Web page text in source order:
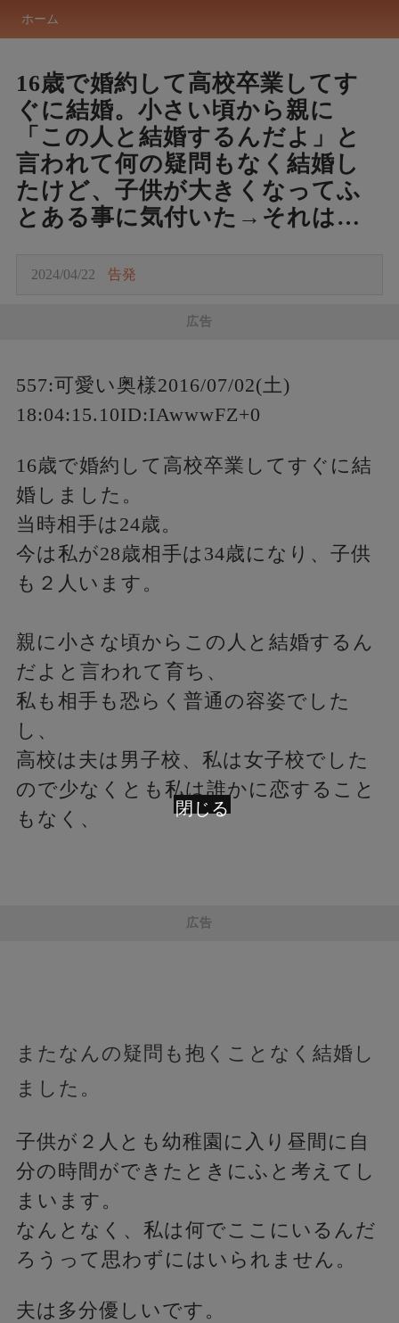
ホーム
16歳で婚約して高校卒業してす
ぐに結婚。小さい頃から親に
「この人と結婚するんだよ」と
言われて何の疑問もなく結婚し
たけど、子供が大きくなってふ
とある事に気付いた→それは…
2024/04/22 告発
広告
557:可愛い奥様2016/07/02(土)
18:04:15.10ID:IAwwwFZ+0
16歳で婚約して高校卒業してすぐに結
婚しました。
当時相手は24歳。
今は私が28歳相手は34歳になり、子供
も２人います。
親に小さな頃からこの人と結婚するん
だよと言われて育ち、
私も相手も恐らく普通の容姿でした
し、
高校は夫は男子校、私は女子校でした
ので少なくとも私は誰かに恋すること
もなく、
広告
またなんの疑問も抱くことなく結婚し
ました。
子供が２人とも幼稚園に入り昼間に自
分の時間ができたときにふと考えてし
まいます。
なんとなく、私は何でここにいるんだ
ろうって思わずにはいられません。
夫は多分優しいです。
閉じる